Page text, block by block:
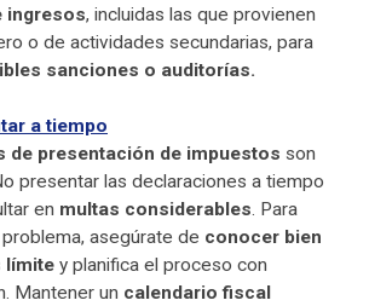
ingresos, incluidas las que provienen
o de actividades secundarias, para
sanciones o auditorías.
a tiempo
de presentación de impuestos son
presentar las declaraciones a tiempo
en multas considerables. Para
asegúrate de conocer bien
límite y planifica el proceso con
Mantener un calendario fiscal